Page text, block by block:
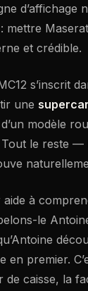
d’affichage
mettre
et crédible.
s’inscrit
une supercar
modèle
le reste —
à
le
en premier.
de caisse, la